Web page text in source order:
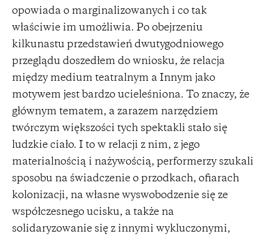
opowiada o marginalizowanych i co tak
właściwie im umożliwia. Po obejrzeniu
kilkunastu przedstawień dwutygodniowego
przeglądu doszedłem do wniosku, że relacja
między medium teatralnym a Innym jako
motywem jest bardzo ucieleśniona. To znaczy, że
głównym tematem, a zarazem narzędziem
twórczym większości tych spektakli stało się
ludzkie ciało. I to w relacji z nim, z jego
materialnością i nażywością, performerzy szukali
sposobu na świadczenie o przodkach, ofiarach
kolonizacji, na własne wyswobodzenie się ze
współczesnego ucisku, a także na
solidaryzowanie się z innymi wykluczonymi,